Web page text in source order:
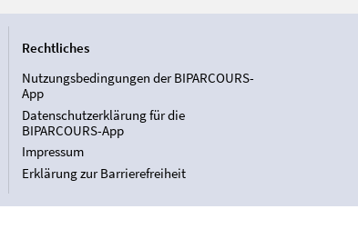
Rechtliches
Nutzungsbedingungen der BIPARCOURS-
App
Datenschutzerklärung für die
BIPARCOURS-App
Impressum
Erklärung zur Barrierefreiheit